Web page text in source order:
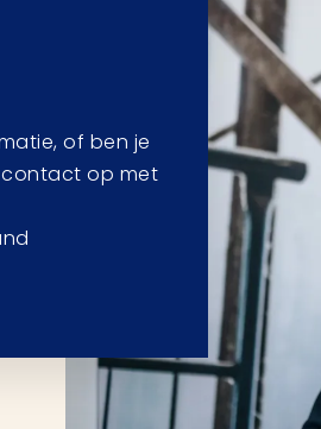
of ben je
contact op met